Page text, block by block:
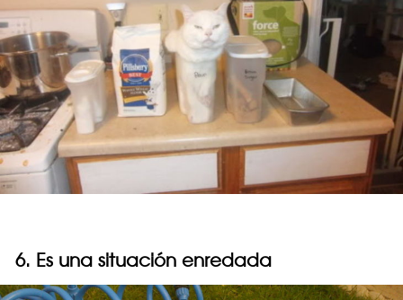
6. Es una situación enredada